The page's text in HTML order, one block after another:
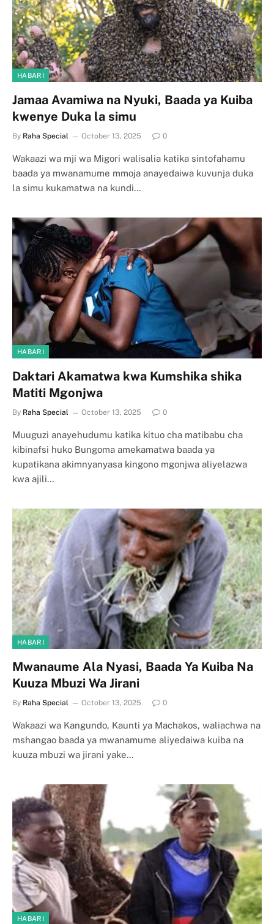
HABARI
Jamaa Avamiwa na Nyuki, Baada ya Kuiba
kwenye Duka la simu
By Raha Special October 13, 2025 0
Wakaazi wa mji wa Migori walisalia katika sintofahamu
baada ya mwanamume mmoja anayedaiwa kuvunja duka
la simu kukamatwa na kundi…
HABARI
Daktari Akamatwa kwa Kumshika shika
Matiti Mgonjwa
By Raha Special October 13, 2025 0
Muuguzi anayehudumu katika kituo cha matibabu cha
kibinafsi huko Bungoma amekamatwa baada ya
kupatikana akimnyanyasa kingono mgonjwa aliyelazwa
kwa ajili…
HABARI
Mwanaume Ala Nyasi, Baada Ya Kuiba Na
Kuuza Mbuzi Wa Jirani
By Raha Special October 13, 2025 0
Wakaazi wa Kangundo, Kaunti ya Machakos, waliachwa na
mshangao baada ya mwanamume aliyedaiwa kuiba na
kuuza mbuzi wa jirani yake…
HABARI